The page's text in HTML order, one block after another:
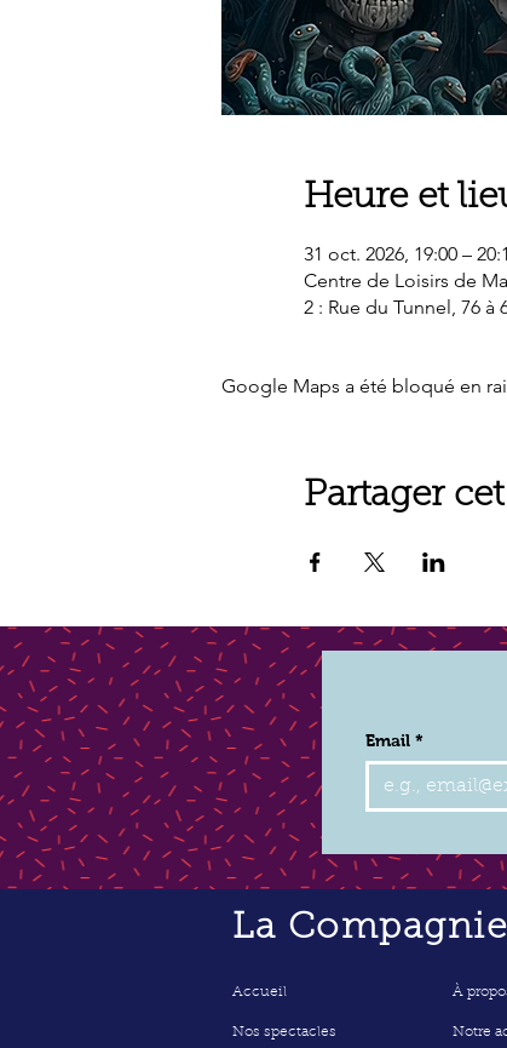
Heure et
31 oct. 2026, 19:00 –
Centre de Loisirs de
2 : Rue du Tunnel, 76 à
Google Maps a été bloqué en
Partager
Email *
La
Accueil
Nos spectacles
À
Notre